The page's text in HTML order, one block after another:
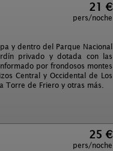
21 €
pers/noche
y dentro del Parque Nacional
privado y dotada con las
por frondosos montes
Central y Occidental de Los
Torre de Friero y otras más.
25 €
pers/noche